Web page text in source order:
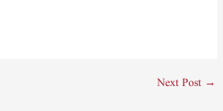
Next Post →